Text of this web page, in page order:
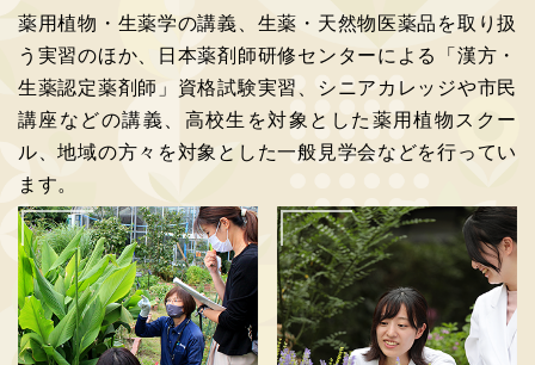
薬用植物・生薬学の講義、生薬・天然物医薬品を取り扱
う実習のほか、日本薬剤師研修センターによる
「漢方・
生薬認定薬剤師」資格試験実習、シニアカレッジや市民
講座などの講義、高校生を対象とした 薬用植物スクー
ル、地域の方々を対象とした一般見学会などを行ってい
ます。